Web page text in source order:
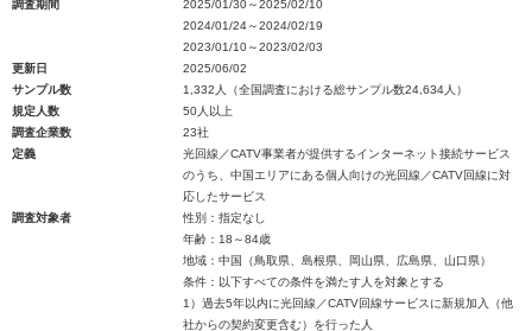
調査期間
2025/01/30～2025/02/10
2024/01/24～2024/02/19
2023/01/10～2023/02/03
更新日
2025/06/02
サンプル数
1,332人（全国調査における総サンプル数24,634人）
規定人数
50人以上
調査企業数
23社
定義
光回線／CATV事業者が提供するインターネット接続サービス
のうち、中国エリアにある個人向けの光回線／CATV回線に対
応したサービス
調査対象者
性別：指定なし
年齢：18～84歳
地域：中国（鳥取県、島根県、岡山県、広島県、山口県）
条件：以下すべての条件を満たす人を対象とする
1）過去5年以内に光回線／CATV回線サービスに新規加入（他
社からの契約変更含む）を行った人